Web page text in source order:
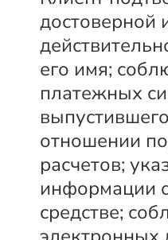
его имя;
платежных
отношении
расчетов;
информации
средстве;